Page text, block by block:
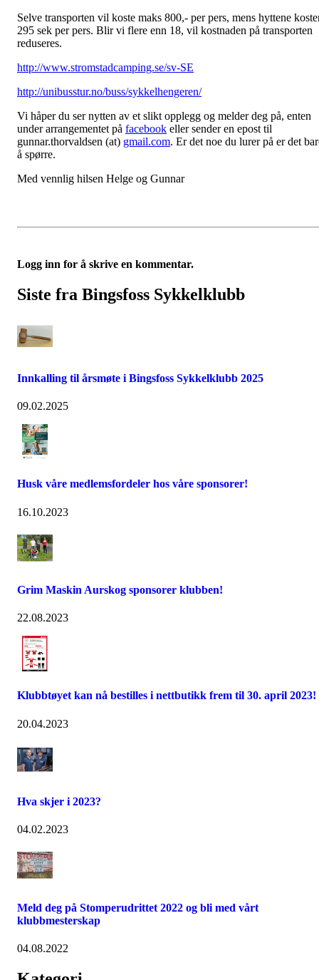
Selve transporten vil koste maks 800,- per pers, mens hyttene
295 sek per pers. Blir vi flere enn 18, vil kostnaden på transporten
reduseres.
http://www.stromstadcamping.se/sv-SE
http://unibusstur.no/buss/sykkelhengeren/
Vi håper du ser nytten av et slikt opplegg og melder deg på, enten
under arrangementet på facebook eller sender en epost til
gunnar.thorvaldsen (at) gmail.com. Er det noe du lurer på er det
å spørre.
Med vennlig hilsen Helge og Gunnar
Logg inn for å skrive en kommentar.
Siste fra Bingsfoss Sykkelklubb
Innkalling til årsmøte i Bingsfoss Sykkelklubb 2025
09.02.2025
Husk våre medlemsfordeler hos våre sponsorer!
16.10.2023
Grim Maskin Aurskog sponsorer klubben!
22.08.2023
Klubbtøyet kan nå bestilles i nettbutikk frem til 30. april 2023!
20.04.2023
Hva skjer i 2023?
04.02.2023
Meld deg på Stomperudrittet 2022 og bli med vårt
klubbmesterskap
04.08.2022